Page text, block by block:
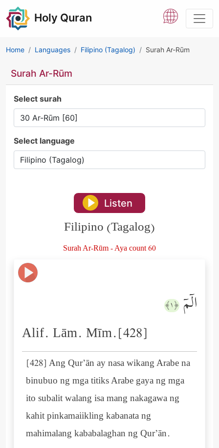
Holy Quran
Home Languages Filipino (Tagalog) Surah Ar-Rūm
Surah Ar-Rūm
Select surah
Select language
Listen
Filipino (Tagalog)
Surah Ar-Rūm - Aya count 60
الۤمۤ ﴿١﴾
Alif. Lām. Mīm.[428]
[428] Ang Qur’ān ay nasa wikang Arabe na
binubuo ng mga titiks Arabe gaya ng mga
ito subalit walang isa mang nakagawa ng
kahit pinkamaiikling kabanata ng
mahimalang kababalaghan ng Qur’ān.